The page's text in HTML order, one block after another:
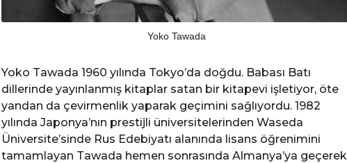
Yoko Tawada
Yoko Tawada 1960 yılında Tokyo’da doğdu. Babası Batı
dillerinde yayınlanmış kitaplar satan bir kitapevi işletiyor, öte
yandan da çevirmenlik yaparak geçimini sağlıyordu. 1982
yılında Japonya’nın prestijli üniversitelerinden Waseda
Üniversite’sinde Rus Edebiyatı alanında lisans öğrenimini
tamamlayan Tawada hemen sonrasında Almanya’ya geçerek